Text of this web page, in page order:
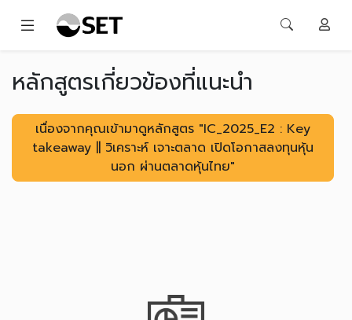
หลักสูตรเกี่ยวข้องที่แนะนำ
เนื่องจากคุณเข้ามาดูหลักสูตร "IC_2025_E2 : Key
takeaway || วิเคราะห์ เจาะตลาด เปิดโอกาสลงทุนหุ้น
นอก ผ่านตลาดหุ้นไทย"